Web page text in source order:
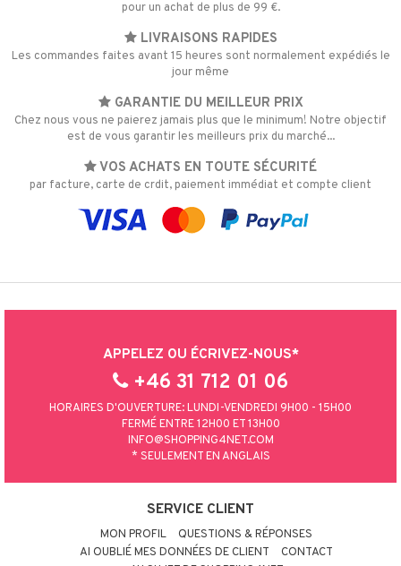
pour un achat de plus de 99 €.
LIVRAISONS RAPIDES
Les commandes faites avant 15 heures sont normalement expédiés le
jour même
GARANTIE DU MEILLEUR PRIX
Chez nous vous ne paierez jamais plus que le minimum! Notre objectif
est de vous garantir les meilleurs prix du marché...
VOS ACHATS EN TOUTE SÉCURITÉ
par facture, carte de crdit, paiement immédiat et compte client
APPELEZ OU ÉCRIVEZ-NOUS*
+46 31 712 01 06
HORAIRES D'OUVERTURE: LUNDI-VENDREDI 9H00 - 15H00
FERMÉ ENTRE 12H00 ET 13H00
INFO@SHOPPING4NET.COM
* SEULEMENT EN ANGLAIS
SERVICE CLIENT
MON PROFIL
QUESTIONS & RÉPONSES
AI OUBLIÉ MES DONNÉES DE CLIENT
CONTACT